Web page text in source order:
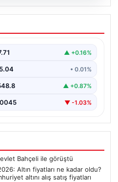
2 Nisan 2026: Altın
Gram, çeyrek,
▲ +0.16%
• 0.01%
▲ +0.87%
▼ -1.03%
Bahçeli ile görüştü
Altın fiyatları ne kadar oldu?
altını alış satış fiyatları